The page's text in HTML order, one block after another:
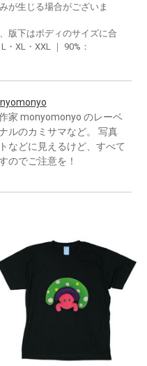
が生じる場合がございま
版下はボディのサイズに合
XL・XXL ｜ 90%：
家 monyomonyo のレーベ
ルのカミサマなど。 写真
などに見えるけど、すべて
のでご注意を！